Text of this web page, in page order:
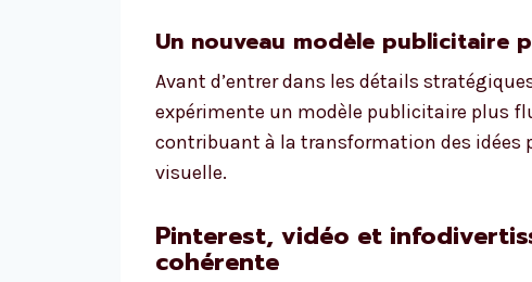
Un nouveau modèle publicitaire
Avant d’entrer dans les détails
expérimente un modèle publicitaire plus
contribuant à la transformation des idées
visuelle.
Pinterest, vidéo et
cohérente